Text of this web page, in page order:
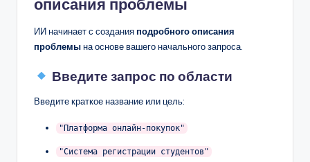
описания проблемы
ИИ начинает с созданияподробного описания
проблемына основе вашего начального запроса.
Введите запрос по области
Введите краткое название или цель:
"Платформа онлайн-покупок"
"Система регистрации студентов"